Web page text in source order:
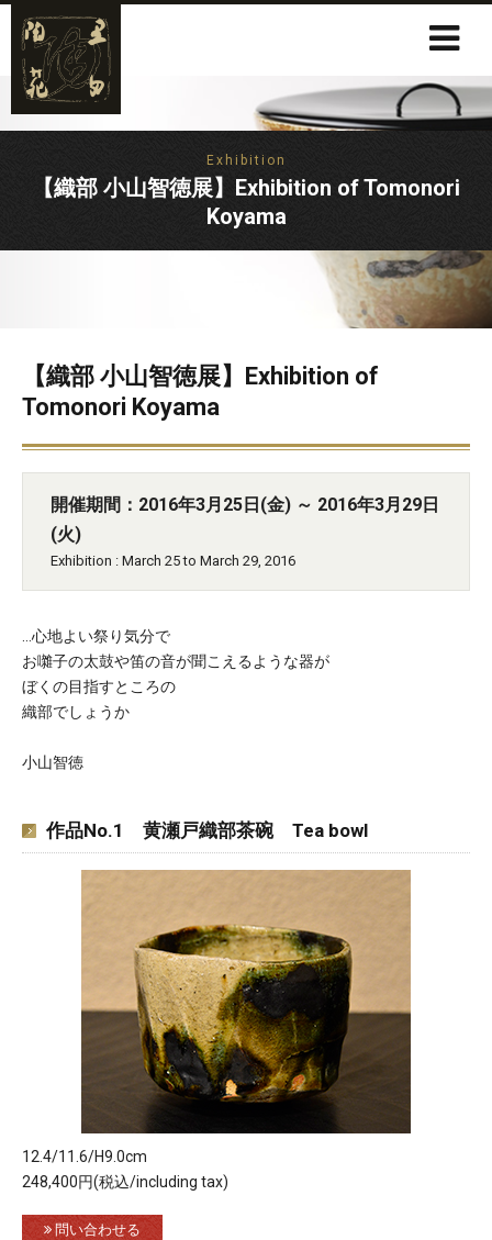
Exhibition
【織部 小山智徳展】Exhibition of Tomonori
Koyama
【織部 小山智徳展】Exhibition of
Tomonori Koyama
開催期間：2016年3月25日(金) ～ 2016年3月29日
(火)
Exhibition : March 25 to March 29, 2016
…心地よい祭り気分で
お囃子の太鼓や笛の音が聞こえるような器が
ぼくの目指すところの
織部でしょうか
小山智徳
作品No.1 黄瀬戸織部茶碗 Tea bowl
12.4/11.6/H9.0cm
248,400円(税込/including tax)
問い合わせる